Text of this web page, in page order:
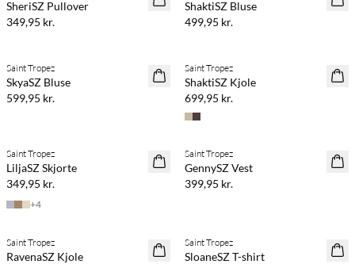
SheriSZ Pullover
349,95 kr.
ShaktiSZ Bluse
499,95 kr.
NYHED
Saint Tropez
SkyaSZ Bluse
599,95 kr.
NYHED
Saint Tropez
ShaktiSZ Kjole
699,95 kr.
NYHED
Saint Tropez
LiljaSZ Skjorte
349,95 kr.
+4
NYHED
Køb min. 2 & spar 20%
Saint Tropez
GennySZ Vest
399,95 kr.
SAVE20
Saint Tropez
RavenaSZ Kjole
NYHED
Saint Tropez
SloaneSZ T-shirt